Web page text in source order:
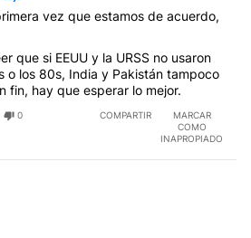
vez que estamos de acuerdo,
que si EEUU y la URSS no usaron
o los 80s, India y Pakistán tampoco
fin, hay que esperar lo mejor.
0 COMPARTIR
MARCAR
COMO
INAPROPIADO